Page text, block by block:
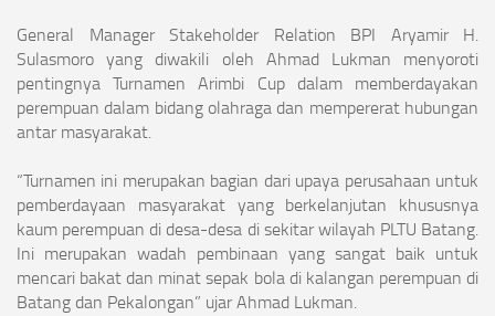
General Manager Stakeholder Relation BPI Aryamir H.
Sulasmoro yang diwakili oleh Ahmad Lukman menyoroti
pentingnya Turnamen Arimbi Cup dalam memberdayakan
perempuan dalam bidang olahraga dan mempererat hubungan
antar masyarakat.
“Turnamen ini merupakan bagian dari upaya perusahaan untuk
pemberdayaan masyarakat yang berkelanjutan khususnya
kaum perempuan di desa-desa di sekitar wilayah PLTU Batang.
Ini merupakan wadah pembinaan yang sangat baik untuk
mencari bakat dan minat sepak bola di kalangan perempuan di
Batang dan Pekalongan” ujar Ahmad Lukman.